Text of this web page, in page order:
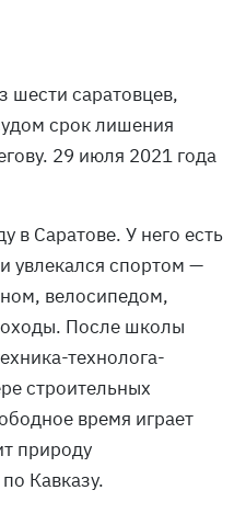
шести саратовцев,
срок лишения
29 июля 2021 года
в Саратове. У него есть
увлекался спортом —
велосипедом,
После школы
технолога-
строительных
время играет
природу
Кавказу.